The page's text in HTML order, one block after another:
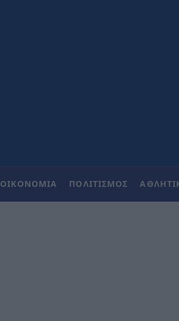
ΟΙΚΟΝΟΜΙΑ ΠΟΛΙΤΙΣΜΟΣ